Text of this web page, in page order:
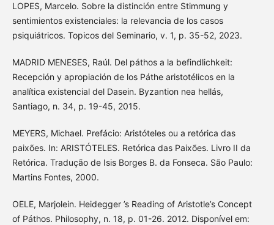
LOPES, Marcelo. Sobre la distinción entre Stimmung y
sentimientos existenciales: la relevancia de los casos
psiquiátricos. Topicos del Seminario, v. 1, p. 35-52, 2023.
MADRID MENESES, Raúl. Del páthos a la befindlichkeit:
Recepción y apropiación de los Páthe aristotélicos en la
analítica existencial del Dasein. Byzantion nea hellás,
Santiago, n. 34, p. 19-45, 2015.
MEYERS, Michael. Prefácio: Aristóteles ou a retórica das
paixões. In: ARISTÓTELES. Retórica das Paixões. Livro II da
Retórica. Tradução de Isis Borges B. da Fonseca. São Paulo:
Martins Fontes, 2000.
OELE, Marjolein. Heidegger ’s Reading of Aristotle’s Concept
of Páthos. Philosophy, n. 18, p. 01-26. 2012. Disponível em: